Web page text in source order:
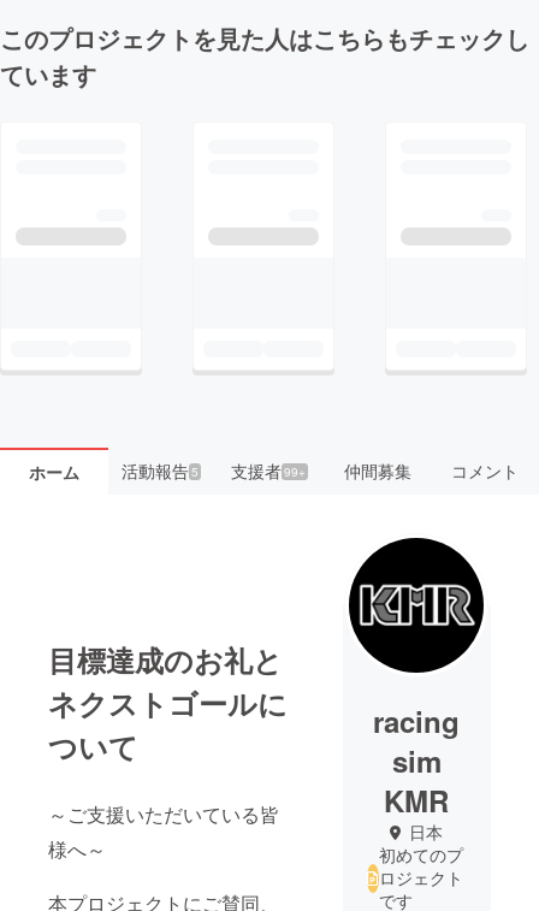
このプロジェクトを見た人はこちらもチェックし
ています
ホーム 活動報告5 支援者99+ 仲間募集 コメント
目標達成のお礼と
ネクストゴールに
ついて
～ご支援いただいている皆
様へ～
本プロジェクトにご賛同、
racing
sim
KMR
日本
初めてのプ
ロジェクト
です